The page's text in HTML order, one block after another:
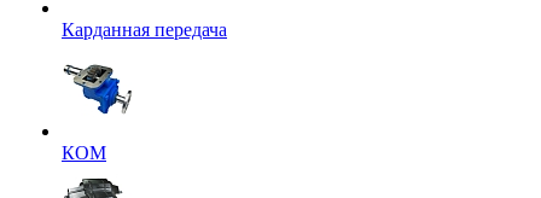
Карданная передача
КОМ